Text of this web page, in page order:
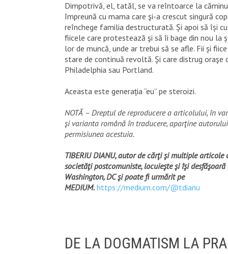
Dimpotrivă, el, tatăl, se va reîntoarce la
împreună cu mama care şi-a crescut singură
reînchege familia destructurată. Și apoi să își
fiicele care protestează şi să îi bage din nou la
lor de muncă, unde ar trebui să se afle. Fii și
stare de continuă revoltă. Și care distrug oraşe
Philadelphia sau Portland.
Aceasta este generația “eu” pe steroizi.
NOTĂ – Dreptul de reproducere a articolului, în
şi varianta română în traducere, aparţine
permisiunea acestuia.
TIBERIU DIANU, autor de cărţi şi multiple articole
societăţi postcomuniste, locuieşte şi îşi
Washington, DC şi poate fi urmărit pe
MEDIUM. https://medium.com/@tdianu
DE LA DOGMATISM LA